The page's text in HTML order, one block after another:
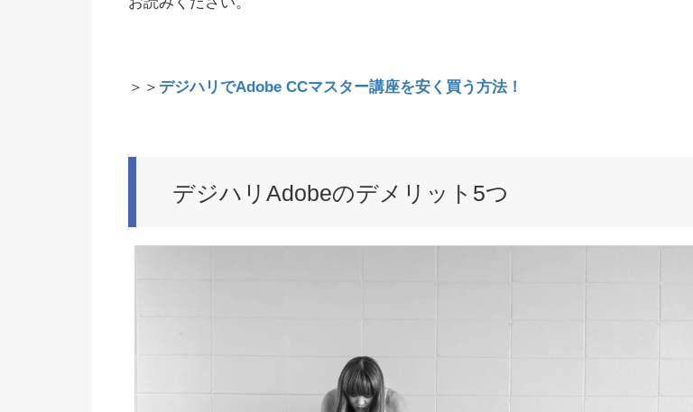
＞＞ デジハリでAdobe CCマスター講座を安く買う方法！
デジハリAdobeのデメリット5つ